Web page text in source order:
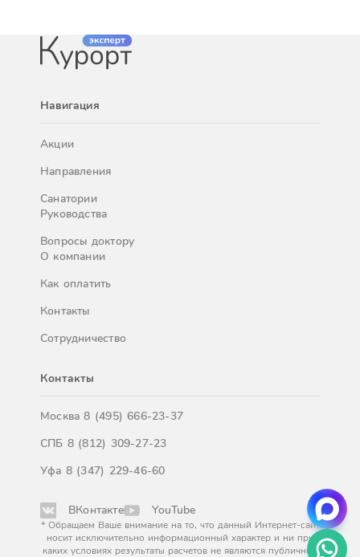
Навигация
Акции
Направления
Санатории
Руководства
Вопросы доктору
О компании
Как оплатить
Контакты
Сотрудничество
Контакты
Москва8 (495) 666-23-37
СПБ 8 (812) 309-27-23
Уфа 8 (347) 229-46-60
ВКонтакте YouTube
* Обращаем Ваше внимание на то, что данный Интернет-сайт
носит исключительно информационный характер и ни при
каких условиях результаты расчетов не являются публичной